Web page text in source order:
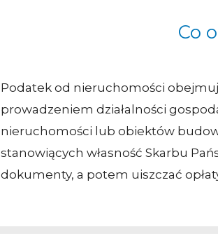
Co
Podatek od nieruchomości
prowadzeniem działalności
nieruchomości lub obiektów
stanowiących własność Skarbu
dokumenty, a potem uiszczać